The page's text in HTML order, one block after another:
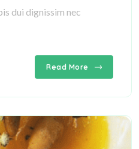
dui dignissim nec
Read More